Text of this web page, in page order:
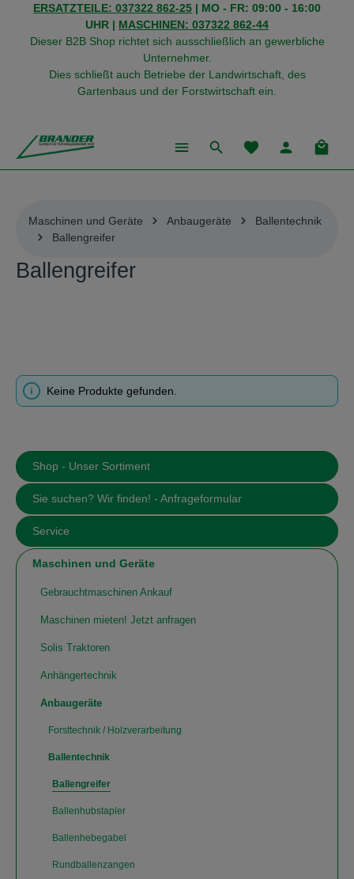
springen
ERSATZTEILE: 037322 862-25 | MO - FR: 09:00 - 16:00
UHR | MASCHINEN: 037322 862-44
Dieser B2B Shop richtet sich ausschließlich an gewerbliche
Unternehmer.
Dies schließt auch Betriebe der Landwirtschaft, des
Gartenbaus und der Forstwirtschaft ein.
Du hast 0
Maschinen und Geräte Anbaugeräte
Ballentechnik
Ballengreifer
Ballengreifer
Shop - Unser Sortiment
Sie suchen? Wir finden! - Anfrageformular
Service
Maschinen und Geräte
Gebrauchtmaschinen Ankauf
Maschinen mieten! Jetzt anfragen
Solis Traktoren
Anhängertechnik
Anbaugeräte
Forsttechnik / Holzverarbeitung
Ballentechnik
Ballengreifer
Ballenhubstapler
Ballenhebegabel
Rundballenzangen
Keine Produkte gefunden.